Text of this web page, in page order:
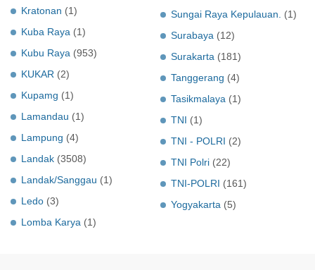
Kratonan (1)
Kuba Raya (1)
Kubu Raya (953)
KUKAR (2)
Kupamg (1)
Lamandau (1)
Lampung (4)
Landak (3508)
Landak/Sanggau (1)
Ledo (3)
Lomba Karya (1)
Sungai Raya Kepulauan.
(1)
Surabaya (12)
Surakarta (181)
Tanggerang (4)
Tasikmalaya (1)
TNI (1)
TNI - POLRI (2)
TNI Polri (22)
TNI-POLRI (161)
Yogyakarta (5)